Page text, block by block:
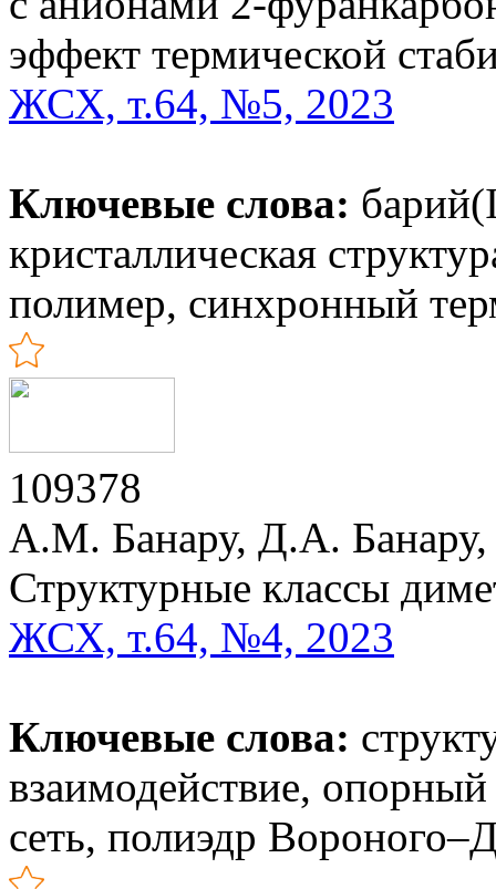
эффект термической
ЖСХ, т.64, №5, 2023
Ключевые слова:
кристаллическая
полимер, синхронный
109378
А.М. Банару, Д.А.
Структурные классы
ЖСХ, т.64, №4, 2023
Ключевые слова:
взаимодействие, опорный
сеть, полиэдр